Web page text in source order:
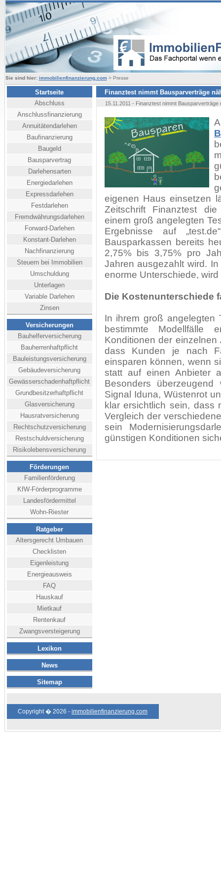
Sie sind hier: immobilienfinanzierung.com> Presse
Startseite
Abschluss
Anschlussfinanzierung
Annuitätendarlehen
Baufinanzierung
Baugeld
Bausparvertrag
Darlehensarten
Energiedarlehen
Expressdarlehen
Festdarlehen
Fremdwährungsdarlehen
Forward-Darlehen
Konstant-Darlehen
Nachfinanzierung
Steuern bei Immobilien
Umschuldung
Unterlagen
Variable Darlehen
Zinsen
Versicherungen
Bauhelferversicherung
Bauherrenhaftpflicht
Bauleistungsversicherung
Gebäudeversicherung
Gewässerschadenhaftpflicht
Grundbesitzerhaftpflicht
Glasversicherung
Hausratversicherung
Rechtschutzversicherung
Restschuldversicherung
Risikolebensversicherung
Förderungen
Familienförderung
KfW-Förderprogramme
Landesfördermittel
Wohn-Riester
Ratgeber
Altersgerecht Umbauen
Checklisten
Eigenleistung
Energieausweis
FAQ
Hauskauf
Mietkauf
Rentenkauf
Zwangsversteigerung
Lexikon
News
Sitemap
Finanztest nimmt Bausparverträge
15.11.2011 - Finanztest nimmt Bausparverträge
eigenen Haus einsetzen
Zeitschrift Finanztest
einem groß angelegten
Ergebnisse auf
Bausparkassen bereits
2,75% bis 3,75% pro
Jahren ausgezahlt wird.
enorme Unterschiede, wird
Die Kostenunterschiede
In ihrem groß angelegten
bestimmte Modellfälle
Konditionen der
dass Kunden je nach
einsparen können, wenn
statt auf einen Anbieter
Besonders
Signal Iduna, Wüstenrot
klar ersichtlich sein,
Vergleich der
sein
günstigen Konditionen
Copyright � 2026 - immobilienfinanzierung.com